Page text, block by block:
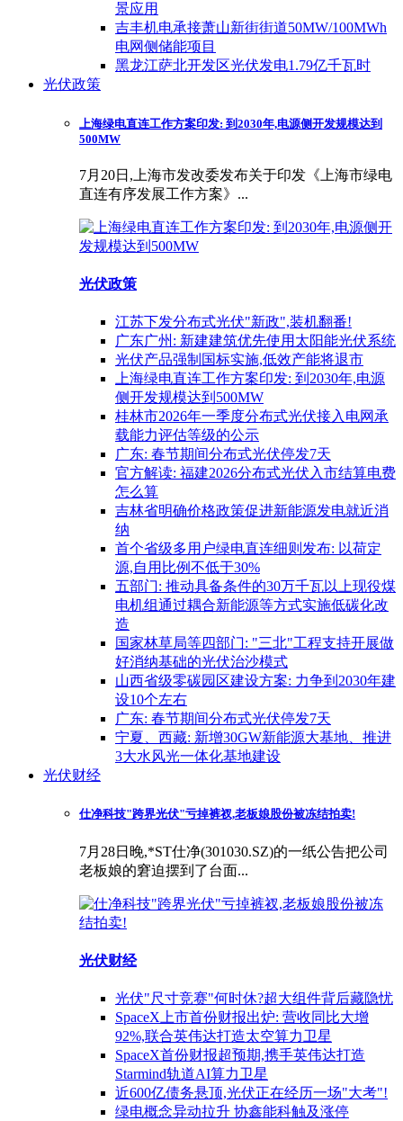
景应用
吉丰机电承接萧山新街街道50MW/100MWh
电网侧储能项目
黑龙江萨北开发区光伏发电1.79亿千瓦时
光伏政策
上海绿电直连工作方案印发: 到2030年,电源侧开发规模达到
500MW
7月20日,上海市发改委发布关于印发《上海市绿电
直连有序发展工作方案》...
光伏政策
江苏下发分布式光伏"新政",装机翻番!
广东广州: 新建建筑优先使用太阳能光伏系统
光伏产品强制国标实施,低效产能将退市
上海绿电直连工作方案印发: 到2030年,电源
侧开发规模达到500MW
桂林市2026年一季度分布式光伏接入电网承
载能力评估等级的公示
广东: 春节期间分布式光伏停发7天
官方解读: 福建2026分布式光伏入市结算电费
怎么算
吉林省明确价格政策促进新能源发电就近消
纳
首个省级多用户绿电直连细则发布: 以荷定
源,自用比例不低于30%
五部门: 推动具备条件的30万千瓦以上现役煤
电机组通过耦合新能源等方式实施低碳化改
造
国家林草局等四部门: "三北"工程支持开展做
好消纳基础的光伏治沙模式
山西省级零碳园区建设方案: 力争到2030年建
设10个左右
广东: 春节期间分布式光伏停发7天
宁夏、西藏: 新增30GW新能源大基地、推进
3大水风光一体化基地建设
光伏财经
仕净科技"跨界光伏"亏掉裤衩,老板娘股份被冻结拍卖!
7月28日晚,*ST仕净(301030.SZ)的一纸公告把公司
老板娘的窘迫摆到了台面...
光伏财经
光伏"尺寸竞赛"何时休?超大组件背后藏隐忧
SpaceX上市首份财报出炉: 营收同比大增
92%,联合英伟达打造太空算力卫星
SpaceX首份财报超预期,携手英伟达打造
Starmind轨道AI算力卫星
近600亿债务悬顶,光伏正在经历一场"大考"!
绿电概念异动拉升 协鑫能科触及涨停